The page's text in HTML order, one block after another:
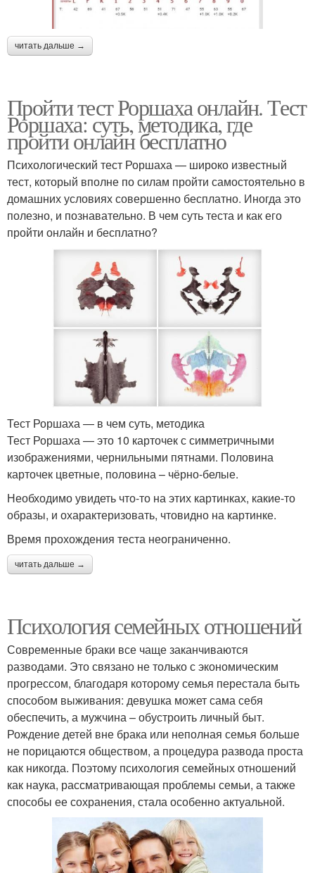
читать дальше →
Пройти тест Роршаха онлайн. Тест
Роршаха: суть, методика, где
пройти онлайн бесплатно
Психологический тест Роршаха — широко известный
тест, который вполне по силам пройти самостоятельно в
домашних условиях совершенно бесплатно. Иногда это
полезно, и познавательно. В чем суть теста и как его
пройти онлайн и бесплатно?
Тест Роршаха — в чем суть, методика
Тест Роршаха — это 10 карточек с симметричными
изображениями, чернильными пятнами. Половина
карточек цветные, половина – чёрно-белые.
Необходимо увидеть что-то на этих картинках, какие-то
образы, и охарактеризовать, чтовидно на картинке.
Время прохождения теста неограниченно.
читать дальше →
Психология семейных отношений
Современные браки все чаще заканчиваются
разводами. Это связано не только с экономическим
прогрессом, благодаря которому семья перестала быть
способом выживания: девушка может сама себя
обеспечить, а мужчина – обустроить личный быт.
Рождение детей вне брака или неполная семья больше
не порицаются обществом, а процедура развода проста
как никогда. Поэтому психология семейных отношений
как наука, рассматривающая проблемы семьи, а также
способы ее сохранения, стала особенно актуальной.